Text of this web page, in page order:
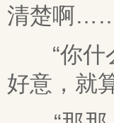
清楚啊
“你什么
好意，就